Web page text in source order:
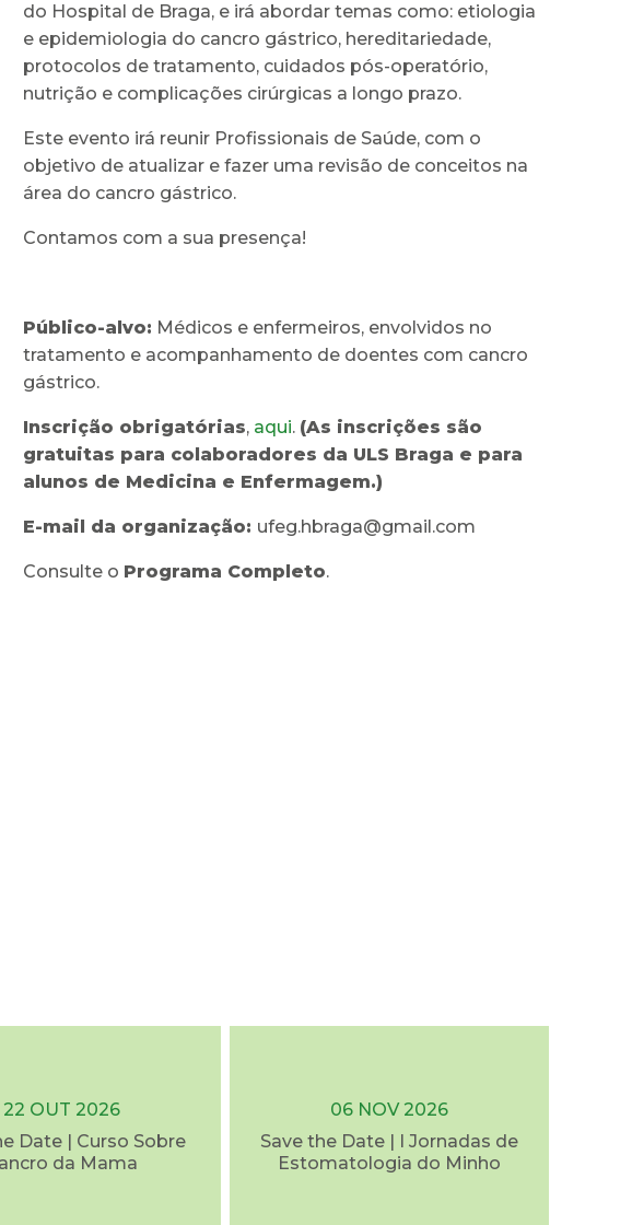
do Hospital de Braga, e irá abordar temas como: etiologia
e epidemiologia do cancro gástrico, hereditariedade,
protocolos de tratamento, cuidados pós-operatório,
nutrição e complicações cirúrgicas a longo prazo.
Este evento irá reunir Profissionais de Saúde, com o
objetivo de atualizar e fazer uma revisão de conceitos na
área do cancro gástrico.
Contamos com a sua presença!
Público-alvo: Médicos e enfermeiros, envolvidos no
tratamento e acompanhamento de doentes com cancro
gástrico.
Inscrição obrigatórias, aqui. (As inscrições são
gratuitas para colaboradores da ULS Braga e para
alunos de Medicina e Enfermagem.)
E-mail da organização: ufeg.hbraga@gmail.com
Consulte o Programa Completo.
22 OUT 2026
Date | Curso Sobre
da Mama
06 NOV 2026
Save the Date | I Jornadas de
Estomatologia do Minho